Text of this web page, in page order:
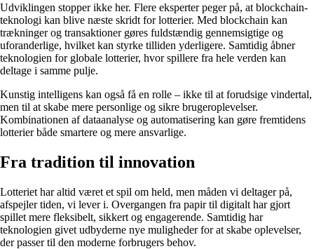
Udviklingen stopper ikke her. Flere eksperter peger på, at blockchain-
teknologi kan blive næste skridt for lotterier. Med blockchain kan
trækninger og transaktioner gøres fuldstændig gennemsigtige og
uforanderlige, hvilket kan styrke tilliden yderligere. Samtidig åbner
teknologien for globale lotterier, hvor spillere fra hele verden kan
deltage i samme pulje.
Kunstig intelligens kan også få en rolle – ikke til at forudsige vindertal,
men til at skabe mere personlige og sikre brugeroplevelser.
Kombinationen af dataanalyse og automatisering kan gøre fremtidens
lotterier både smartere og mere ansvarlige.
Fra tradition til innovation
Lotteriet har altid været et spil om held, men måden vi deltager på,
afspejler tiden, vi lever i. Overgangen fra papir til digitalt har gjort
spillet mere fleksibelt, sikkert og engagerende. Samtidig har
teknologien givet udbyderne nye muligheder for at skabe oplevelser,
der passer til den moderne forbrugers behov.